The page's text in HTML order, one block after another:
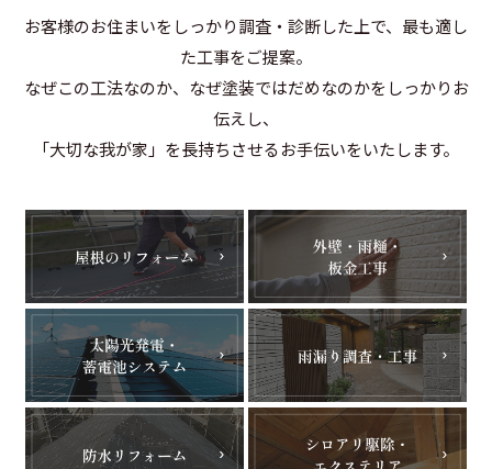
お客様のお住まいをしっかり調査・診断した上で、最も適し
た工事をご提案。
なぜこの工法なのか、なぜ塗装ではだめなのかをしっかりお
伝えし、
「大切な我が家」を長持ちさせるお手伝いをいたします。